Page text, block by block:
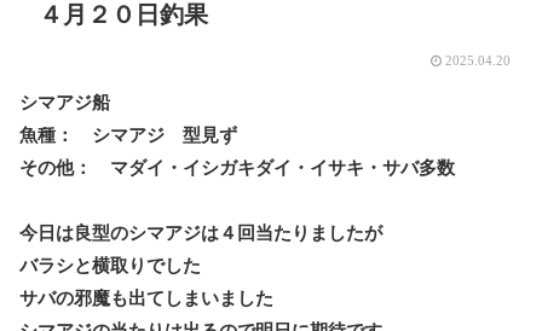
４月２０日釣果
2025.04.20
シマアジ船
魚種： シマアジ 型見ず
その他： マダイ・イシガキダイ・イサキ・サバ多数
今日は良型のシマアジは４回当たりましたが
バラシと横取りでした
サバの邪魔も出てしまいました